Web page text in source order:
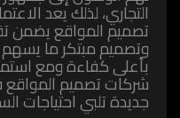
التجاري، لذلك يعد
تصميم المواقع يضمن
وتصميم مبتكر ما
بأعلى كفاءة ومع
شركات تصميم المواقع
جديدة تلبي احتياجات